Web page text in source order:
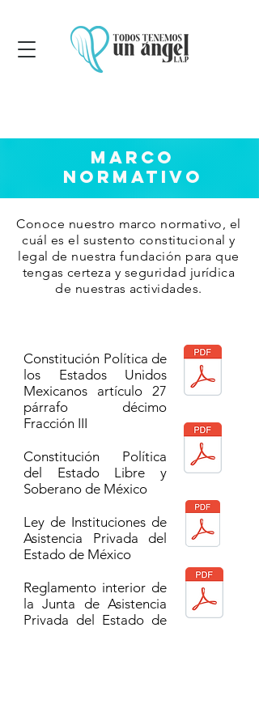
Marco
Normativo
Conoce nuestro marco normativo, el
cuál es el sustento constitucional y
legal de nuestra fundación para que
tengas certeza y seguridad jurídica
de nuestras actividades.
Constitución Política de
los Estados Unidos
Mexicanos artículo 27
párrafo décimo
Fracción III
Constitución Política
del Estado Libre y
Soberano de México
Ley de Instituciones de
Asistencia Privada del
Estado de México
Reglamento interior de
la Junta de Asistencia
Privada del Estado de